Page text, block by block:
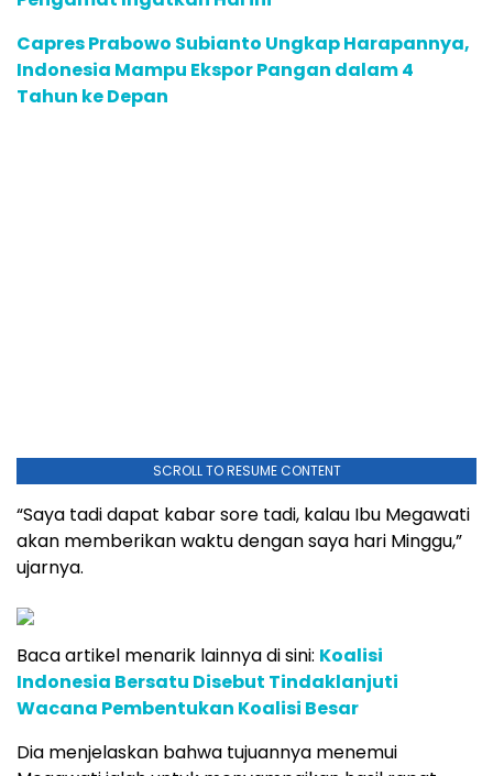
Capres Prabowo Subianto Ungkap Harapannya,
Indonesia Mampu Ekspor Pangan dalam 4
Tahun ke Depan
SCROLL TO RESUME CONTENT
“Saya tadi dapat kabar sore tadi, kalau Ibu Megawati
akan memberikan waktu dengan saya hari Minggu,”
ujarnya.
Baca artikel menarik lainnya di sini: Koalisi
Indonesia Bersatu Disebut Tindaklanjuti
Wacana Pembentukan Koalisi Besar
Dia menjelaskan bahwa tujuannya menemui